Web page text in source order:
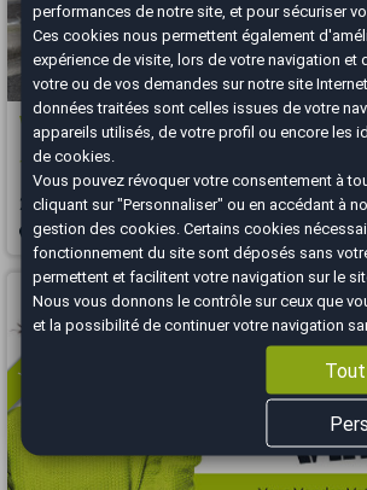
Volkswagen T-Roc
1.5 TSI 150 ch Carat virtual cockpit 67500 kms
2020 67500 km ESSENCE
Nice - 06300
Vous arrivez trop tard
performances de notre site, et pour sécuriser
Ces cookies nous permettent également
expérience de visite, lors de votre navigation et
votre ou de vos demandes sur notre site
données traitées sont celles issues de votre
appareils utilisés, de votre profil ou encore les
de cookies.
Vous pouvez révoquer votre consentement à
cliquant sur "Personnaliser" ou en accédant à
gestion des cookies . Certains cookies
fonctionnement du site sont déposés sans
permettent et facilitent votre navigation sur le
Nous vous donnons le contrôle sur ceux que
et la possibilité de continuer votre navigation